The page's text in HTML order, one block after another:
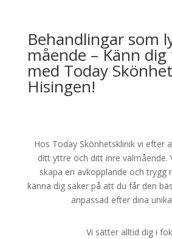
Behandlingar som
mående – Känn
med Today
Hisingen!
Hos Today Skönhetsklinik vi efter
ditt yttre och ditt inre välmående.
skapa en avkopplande och trygg
känna dig säker på att du får den
anpassad efter dina
Vi sätter alltid dig i